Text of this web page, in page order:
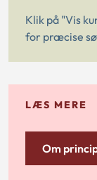
Klik på "Vis
for præcise
LÆS MERE
Om